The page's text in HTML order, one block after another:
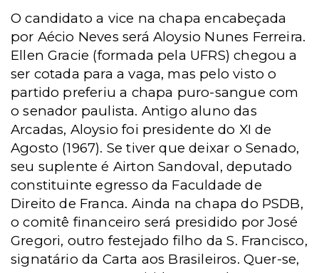
O candidato a vice na chapa encabeçada
por Aécio Neves será Aloysio Nunes Ferreira.
Ellen Gracie (formada pela UFRS) chegou a
ser cotada para a vaga, mas pelo visto o
partido preferiu a chapa puro-sangue com
o senador paulista. Antigo aluno das
Arcadas, Aloysio foi presidente do XI de
Agosto (1967). Se tiver que deixar o Senado,
seu suplente é Airton Sandoval, deputado
constituinte egresso da Faculdade de
Direito de Franca. Ainda na chapa do PSDB,
o comitê financeiro será presidido por José
Gregori, outro festejado filho da S. Francisco,
signatário da Carta aos Brasileiros. Quer-se,